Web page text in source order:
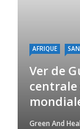
AFRIQUE
Ver de
centrale
Green And